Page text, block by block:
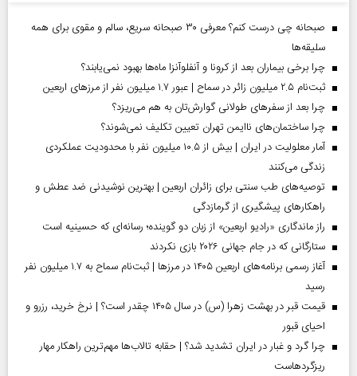
صبحانه چی درست کنم؟ معرفی ۳۰ صبحانه سریع، سالم و مقوی برای همه
سلیقه‌ها
چرا برخی بیماران بعد از کرونا و آنفلوآنزا ماه‌ها بهبود نمی‌یابند؟
ثبت‌نام ۲.۵ میلیون زائر در سماح | عبور ۱.۷ میلیون نفر از مرز‌های اربعین
چرا بعد از سفرهای طولانی گوارش‌تان به هم می‌ریزد؟
چرا ساختمان‌های ناایمن تهران تعیین تکلیف نمی‌شوند؟
آمار معلولیت در ایران | بیش از ۱۰.۵ میلیون نفر با محدودیت عملکردی
زندگی می‌کنند
توصیه‌های طب سنتی برای زائران اربعین | بهترین نوشیدنی ضد عطش و
راهکارهای پیشگیری از گرمازدگی
راز ماندگاری «رادیو اربعین» از زبان دو گوینده؛ رسانه‌ای که حسینیه است
ستارگانی که در جام جهانی ۲۰۲۶ بازی نکردند
آغاز رسمی برنامه‌های اربعین ۱۴۰۵ در مرز‌ها | ثبت‌نام سماح به ۱.۷ میلیون نفر
رسید
قیمت قبر در بهشت زهرا (س) در سال ۱۴۰۵ چقدر است؟ | نرخ خرید، رزرو و
احیای قبور
چرا گرد و غبار در ایران تشدید شد؟ | حقابه تالاب‌ها مهم‌ترین راهکار مهار
ریزگردهاست